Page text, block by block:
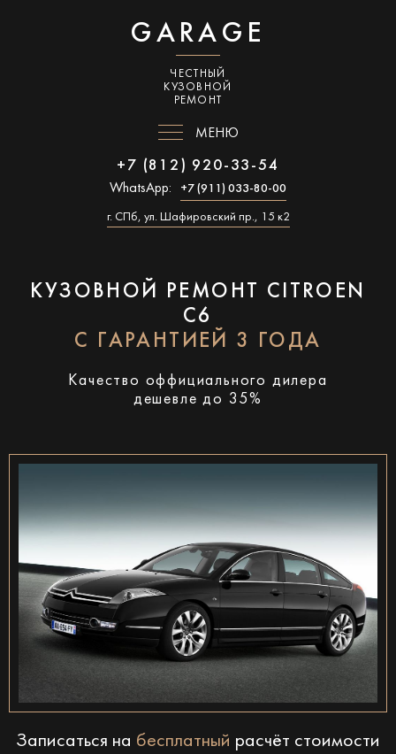
GARAGE
ЧЕСТНЫЙ
КУЗОВНОЙ
РЕМОНТ
МЕНЮ
+7 (812) 920-33-54
WhatsApp: +7 (911) 033-80-00
г. СПб, ул. Шафировский пр., 15 к2
КУЗОВНОЙ РЕМОНТ CITROEN
C6
С ГАРАНТИЕЙ 3 ГОДА
Качество оффициального дилера
дешевле до 35%
Записаться на бесплатный расчёт стоимости